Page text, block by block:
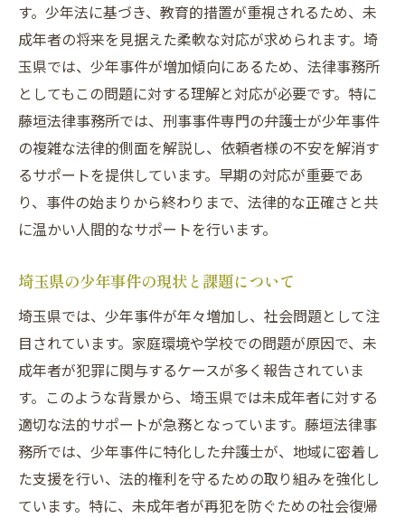
少年事件における第1段階の重要性
刑事事件を通じて学ぶ法的権利の保護
弁護士が考える少年事件の本質的な問題点
少年事件が社会に与える影響とは
藤垣法律事務所の刑事事件専門弁護士から見た
少年事件の流れ
少年事件が発生した際の初動対応
刑事事件の手続きにおける重要なポイント
裁判における少年事件の扱い方
少年事件と刑事事件の相違点について
初期段階での迅速な対応の重要性
少年事件を刑事事件として考える際の特異性と
その対応策
少年事件の特異な法律問題とは
刑事事件の視点から見た少年事件
少年事件への対応策を考える
す。少年法に基づき、教育的措置が重視されるため、未
成年者の将来を見据えた柔軟な対応が求められます。埼
玉県では、少年事件が増加傾向にあるため、法律事務所
としてもこの問題に対する理解と対応が必要です。特に
藤垣法律事務所では、刑事事件専門の弁護士が少年事件
の複雑な法律的側面を解説し、依頼者様の不安を解消す
るサポートを提供しています。早期の対応が重要であ
り、事件の始まりから終わりまで、法律的な正確さと共
に温かい人間的なサポートを行います。
埼玉県の少年事件の現状と課題について
埼玉県では、少年事件が年々増加し、社会問題として注
目されています。家庭環境や学校での問題が原因で、未
成年者が犯罪に関与するケースが多く報告されていま
す。このような背景から、埼玉県では未成年者に対する
適切な法的サポートが急務となっています。藤垣法律事
務所では、少年事件に特化した弁護士が、地域に密着し
た支援を行い、法的権利を守るための取り組みを強化し
ています。特に、未成年者が再犯を防ぐための社会復帰